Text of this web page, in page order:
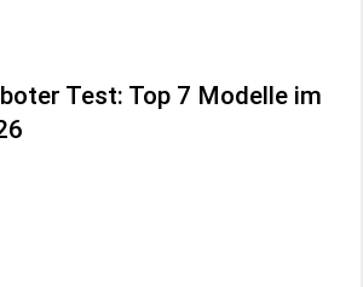
Test: Top 7 Modelle im